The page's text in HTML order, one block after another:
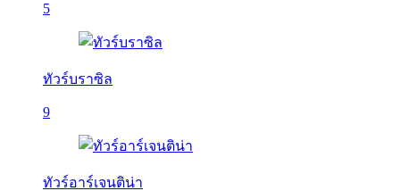
5
ทัวร์บราซิล
9
ทัวร์อาร์เจนติน่า